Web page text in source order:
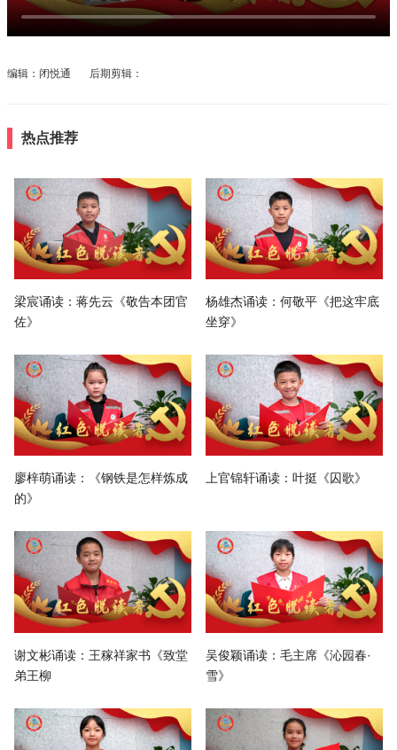
编辑：闭悦通 后期剪辑：
热点推荐
梁宸诵读：蒋先云《敬告本团官
佐》
杨雄杰诵读：何敬平《把这牢底
坐穿》
廖梓萌诵读：《钢铁是怎样炼成
的》
上官锦轩诵读：叶挺《囚歌》
谢文彬诵读：王稼祥家书《致堂
弟王柳
吴俊颖诵读：毛主席《沁园春·
雪》